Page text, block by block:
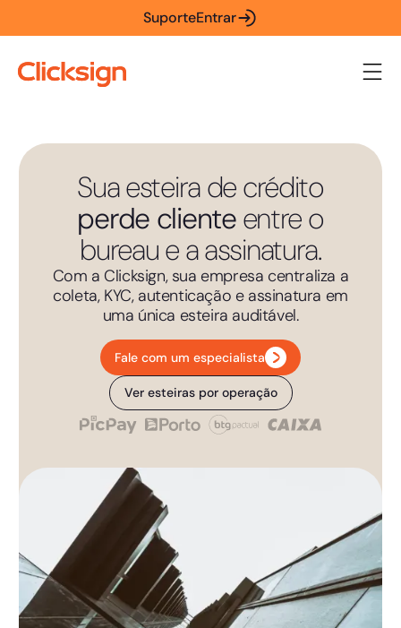
SuporteEntrar
Sua esteira de crédito
perde clienteentre o
bureau e a assinatura.
Com a Clicksign, sua empresa centraliza a
coleta, KYC, autenticação e assinatura em
uma única esteira auditável.
Fale com um especialista
Ver esteiras por operação